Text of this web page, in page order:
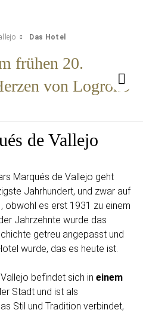
Das Hotel
frühen 20.
von Logroño
de Vallejo
Marqués de Vallejo geht
Jahrhundert, und zwar auf
, obwohl es erst 1931 zu einem
Jahrzehnte wurde das
getreu angepasst und
wurde, das es heute ist.
befindet sich in einem
Stadt und ist als
Stil und Tradition verbindet,